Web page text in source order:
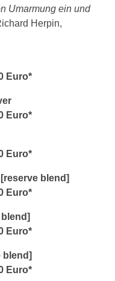
Umarmung ein und
Herpin,
Euro*
Euro*
Euro*
blend]
Euro*
Euro*
blend]
Euro*